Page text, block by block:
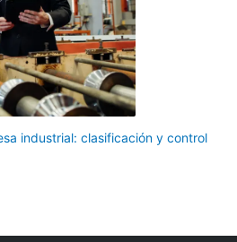
industrial: clasificación y control